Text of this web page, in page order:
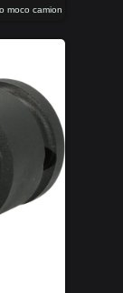
moco camion